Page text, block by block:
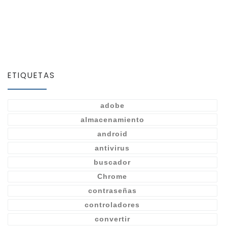
ETIQUETAS
adobe
almacenamiento
android
antivirus
buscador
Chrome
contraseñas
controladores
convertir